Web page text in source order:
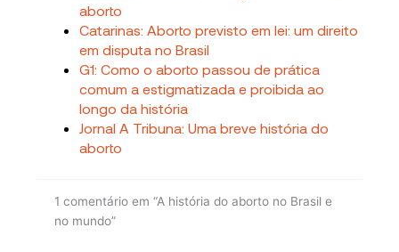
aborto
Catarinas: Aborto previsto em lei: um direito
em disputa no Brasil
G1: Como o aborto passou de prática
comum a estigmatizada e proibida ao
longo da história
Jornal A Tribuna: Uma breve história do
aborto
1 comentário em “A história do aborto no Brasil e
no mundo”